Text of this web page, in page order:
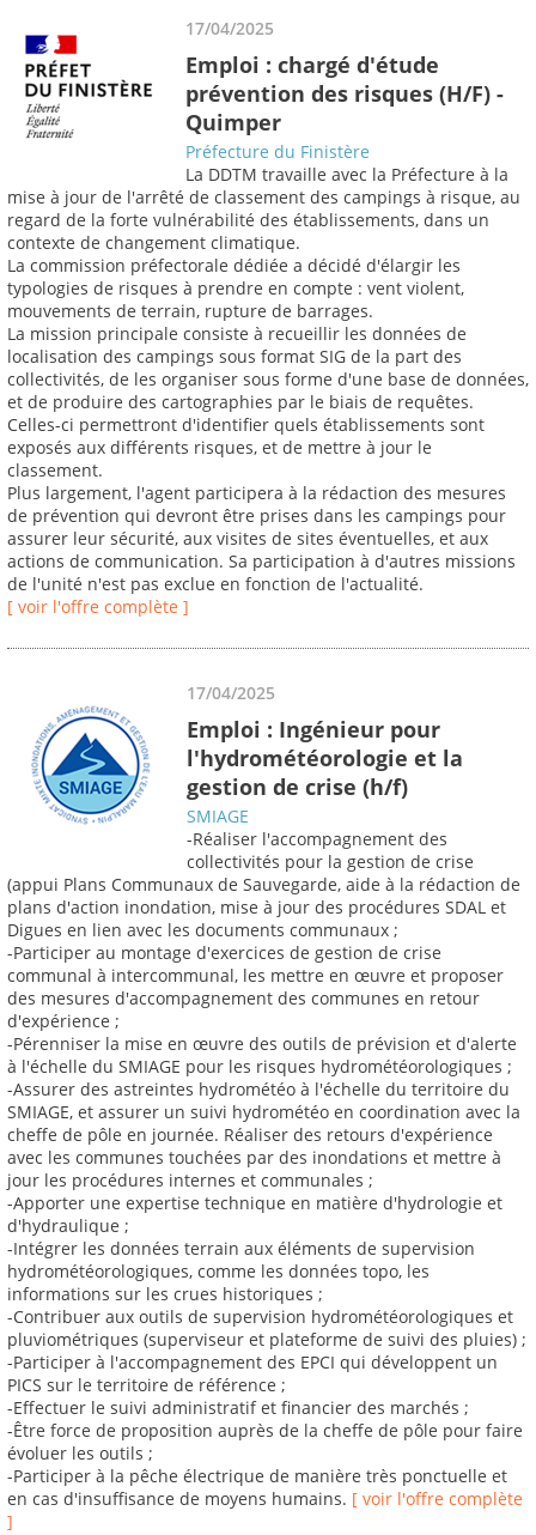
17/04/2025
Emploi : chargé d'étude
prévention des risques (H/F) -
Quimper
Préfecture du Finistère
La DDTM travaille avec la Préfecture à la
mise à jour de l'arrêté de classement des campings à risque, au
regard de la forte vulnérabilité des établissements, dans un
contexte de changement climatique.
La commission préfectorale dédiée a décidé d'élargir les
typologies de risques à prendre en compte : vent violent,
mouvements de terrain, rupture de barrages.
La mission principale consiste à recueillir les données de
localisation des campings sous format SIG de la part des
collectivités, de les organiser sous forme d'une base de données,
et de produire des cartographies par le biais de requêtes.
Celles-ci permettront d'identifier quels établissements sont
exposés aux différents risques, et de mettre à jour le
classement.
Plus largement, l'agent participera à la rédaction des mesures
de prévention qui devront être prises dans les campings pour
assurer leur sécurité, aux visites de sites éventuelles, et aux
actions de communication. Sa participation à d'autres missions
de l'unité n'est pas exclue en fonction de l'actualité.
[ voir l'offre complète ]
17/04/2025
Emploi : Ingénieur pour
l'hydrométéorologie et la
gestion de crise (h/f)
SMIAGE
-Réaliser l'accompagnement des
collectivités pour la gestion de crise
(appui Plans Communaux de Sauvegarde, aide à la rédaction de
plans d'action inondation, mise à jour des procédures SDAL et
Digues en lien avec les documents communaux ;
-Participer au montage d'exercices de gestion de crise
communal à intercommunal, les mettre en œuvre et proposer
des mesures d'accompagnement des communes en retour
d'expérience ;
-Pérenniser la mise en œuvre des outils de prévision et d'alerte
à l'échelle du SMIAGE pour les risques hydrométéorologiques ;
-Assurer des astreintes hydrométéo à l'échelle du territoire du
SMIAGE, et assurer un suivi hydrométéo en coordination avec la
cheffe de pôle en journée. Réaliser des retours d'expérience
avec les communes touchées par des inondations et mettre à
jour les procédures internes et communales ;
-Apporter une expertise technique en matière d'hydrologie et
d'hydraulique ;
-Intégrer les données terrain aux éléments de supervision
hydrométéorologiques, comme les données topo, les
informations sur les crues historiques ;
-Contribuer aux outils de supervision hydrométéorologiques et
pluviométriques (superviseur et plateforme de suivi des pluies) ;
-Participer à l'accompagnement des EPCI qui développent un
PICS sur le territoire de référence ;
-Effectuer le suivi administratif et financier des marchés ;
-Être force de proposition auprès de la cheffe de pôle pour faire
évoluer les outils ;
-Participer à la pêche électrique de manière très ponctuelle et
en cas d'insuffisance de moyens humains. [ voir l'offre complète
]